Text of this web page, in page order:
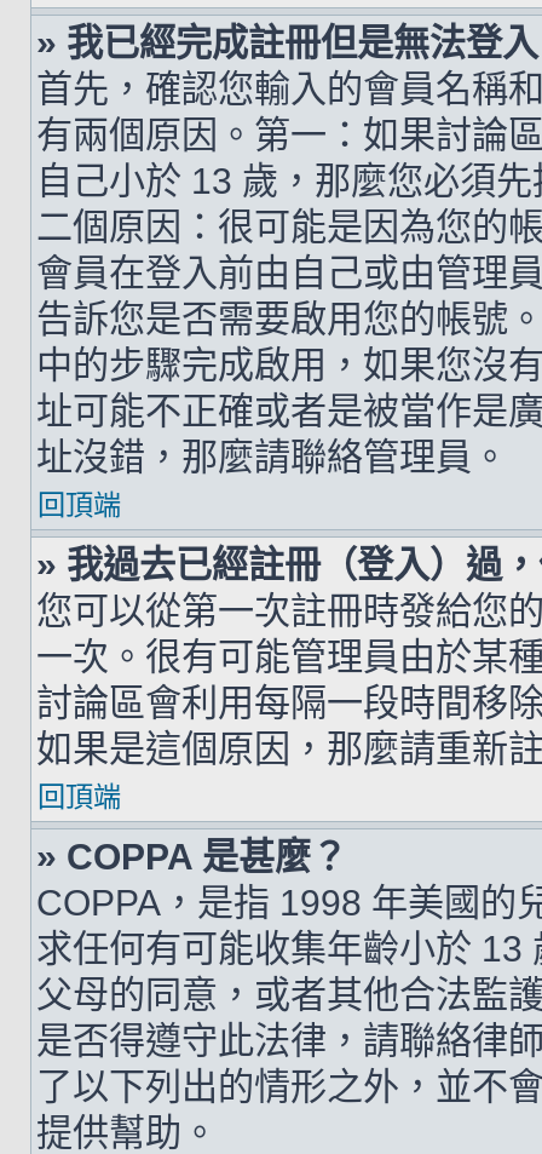
» 我已經完成註冊但是無法登
首先，確認您輸入的會員名稱
有兩個原因。第一：如果討論
自己小於 13 歲，那麼您必須
二個原因：很可能是因為您的
會員在登入前由自己或由管理
告訴您是否需要啟用您的帳號
中的步驟完成啟用，如果您沒
址可能不正確或者是被當作是
址沒錯，那麼請聯絡管理員。
回頂端
» 我過去已經註冊（登入）過
您可以從第一次註冊時發給您
一次。很有可能管理員由於某
討論區會利用每隔一段時間移
如果是這個原因，那麼請重新
回頂端
» COPPA 是甚麼？
COPPA，是指 1998 年美國的
求任何有可能收集年齡小於 13
父母的同意，或者其他合法監
是否得遵守此法律，請聯絡律
了以下列出的情形之外，並不
提供幫助。